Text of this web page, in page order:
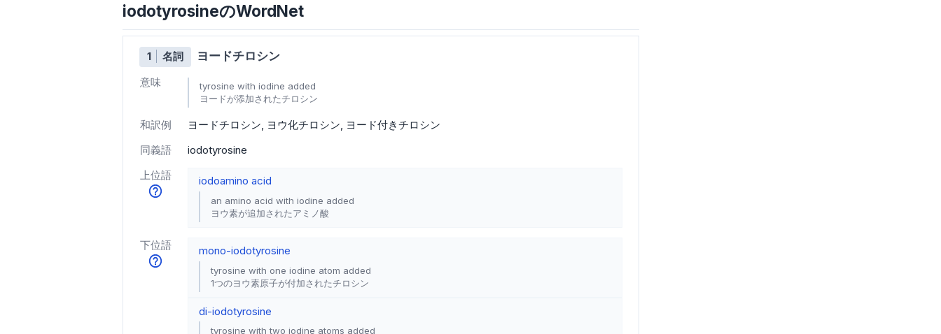
iodotyrosineのWordNet
1 名詞 ヨードチロシン
意味
tyrosine with iodine added
ヨードが添加されたチロシン
和訳例 ヨードチロシン ヨウ化チロシン ヨード付きチロシン
同義語
iodotyrosine
上位語
iodoamino acid
an amino acid with iodine added
ヨウ素が追加されたアミノ酸
下位語 mono-iodotyrosine
tyrosine with one iodine atom added
1つのヨウ素原子が付加されたチロシン
di-iodotyrosine
tyrosine with two iodine atoms added